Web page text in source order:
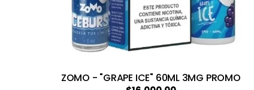
ZOMO - "GRAPE ICE" 60ML 3MG PROMO